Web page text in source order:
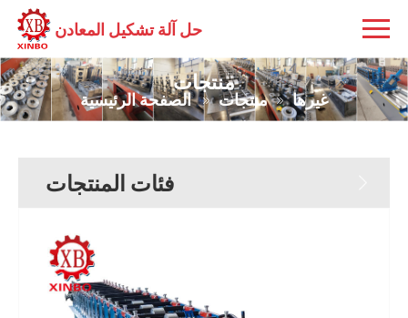
حل آلة تشكيل المعادن
منتجات
الصفحة الرئيسية منتجات غيرها
فئات المنتجات